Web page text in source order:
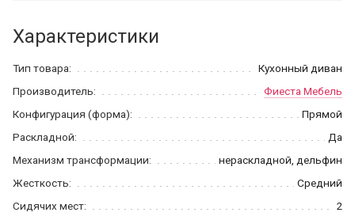
Характеристики
Тип товара:
Кухонный диван
Производитель:
Фиеста Мебель
Конфигурация (форма):
Прямой
Раскладной:
Да
Механизм трансформации:
нераскладной, дельфин
Жесткость:
Средний
Сидячих мест:
2